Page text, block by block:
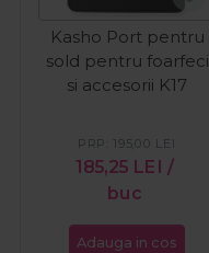
Kasho Port pentru
sold pentru foarfeci
si accesorii K17
185,25 LEI /
buc
PRP: 195,00 LEI
Adauga in cos